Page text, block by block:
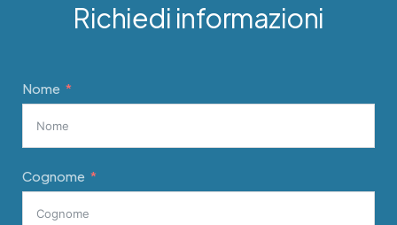
Richiedi informazioni
Nome
Cognome